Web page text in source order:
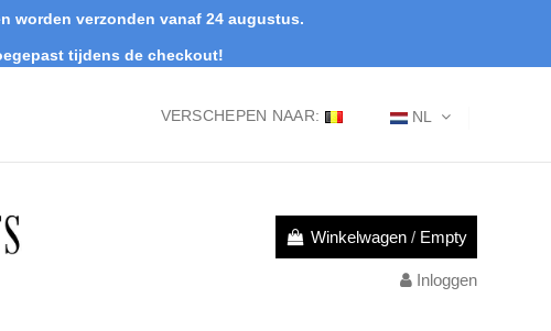
worden verzonden vanaf 24 augustus.
tijdens de checkout!
NL
VERSCHEPEN NAAR:
Winkelwagen / Empty
Inloggen